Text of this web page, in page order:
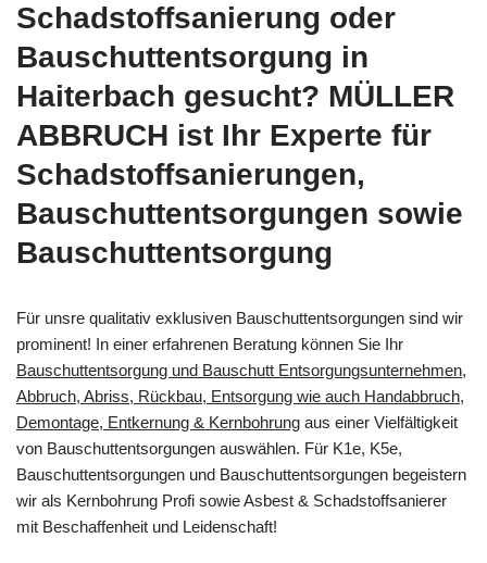
Schadstoffsanierung oder
Bauschuttentsorgung in
Haiterbach gesucht? MÜLLER
ABBRUCH ist Ihr Experte für
Schadstoffsanierungen,
Bauschuttentsorgungen sowie
Bauschuttentsorgung
Für unsre qualitativ exklusiven Bauschuttentsorgungen sind wir
prominent! In einer erfahrenen Beratung können Sie Ihr
Bauschuttentsorgung und Bauschutt Entsorgungsunternehmen,
Abbruch, Abriss, Rückbau, Entsorgung wie auch Handabbruch,
Demontage, Entkernung & Kernbohrung aus einer Vielfältigkeit
von Bauschuttentsorgungen auswählen. Für K1e, K5e,
Bauschuttentsorgungen und Bauschuttentsorgungen begeistern
wir als Kernbohrung Profi sowie Asbest & Schadstoffsanierer
mit Beschaffenheit und Leidenschaft!